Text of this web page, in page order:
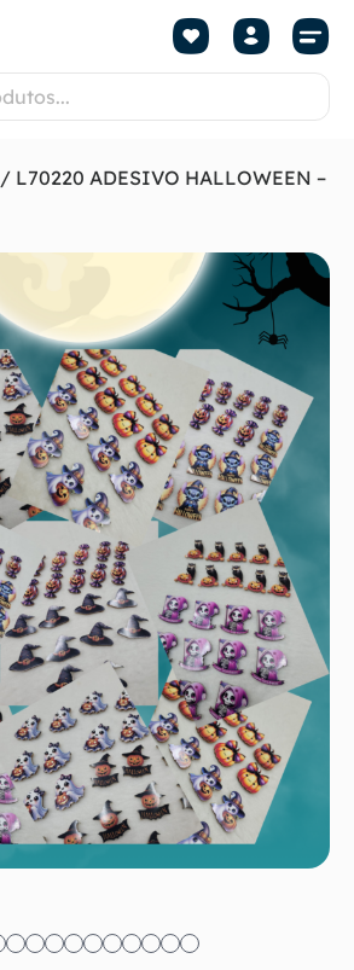
/ L70220 ADESIVO HALLOWEEN –